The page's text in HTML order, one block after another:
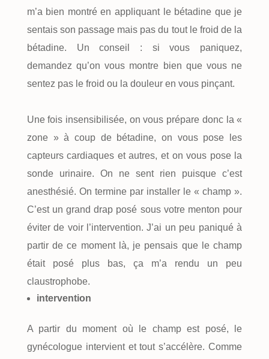
m’a bien montré en appliquant le bétadine que je
sentais son passage mais pas du tout le froid de la
bétadine. Un conseil : si vous paniquez,
demandez qu’on vous montre bien que vous ne
sentez pas le froid ou la douleur en vous pinçant.
Une fois insensibilisée, on vous prépare donc la «
zone » à coup de bétadine, on vous pose les
capteurs cardiaques et autres, et on vous pose la
sonde urinaire. On ne sent rien puisque c’est
anesthésié. On termine par installer le « champ ».
C’est un grand drap posé sous votre menton pour
éviter de voir l’intervention. J’ai un peu paniqué à
partir de ce moment là, je pensais que le champ
était posé plus bas, ça m’a rendu un peu
claustrophobe.
intervention
A partir du moment où le champ est posé, le
gynécologue intervient et tout s’accélère. Comme